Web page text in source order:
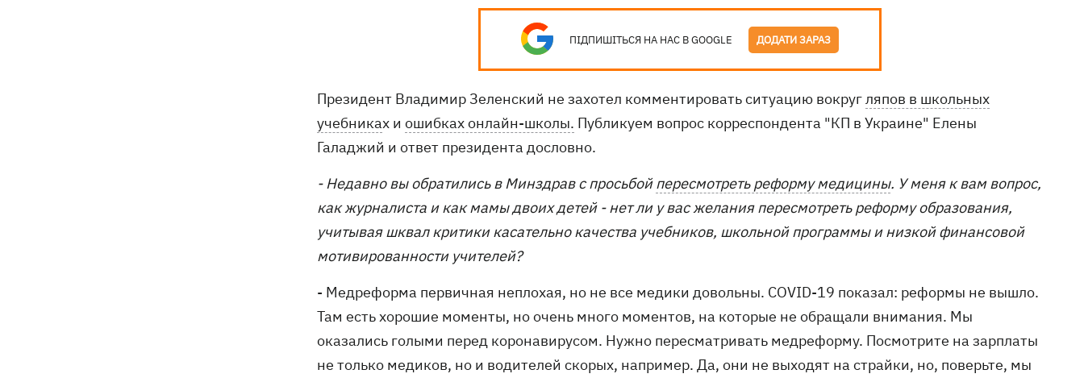
ПІДПИШІТЬСЯ НА НАС В GOOGLE ДОДАТИ ЗАРАЗ
Президент Владимир Зеленский не захотел комментировать ситуацию вокругляпов в школьных
учебниках и ошибках онлайн-школы. Публикуем вопрос корреспондента "КП в Украине" Елены
Галаджий и ответ президента дословно.
- Недавно вы обратились в Минздрав с просьбойпересмотреть реформу медицины. У меня к вам вопрос,
как журналиста и как мамы двоих детей - нет ли у вас желания пересмотреть реформу образования,
учитывая шквал критики касательно качества учебников, школьной программы и низкой финансовой
мотивированности учителей?
- Медреформа первичная неплохая, но не все медики довольны. COVID-19 показал: реформы не вышло.
Там есть хорошие моменты, но очень много моментов, на которые не обращали внимания. Мы
оказались голыми перед коронавирусом. Нужно пересматривать медреформу. Посмотрите на зарплаты
не только медиков, но и водителей скорых, например. Да, они не выходят на страйки, но, поверьте, мы